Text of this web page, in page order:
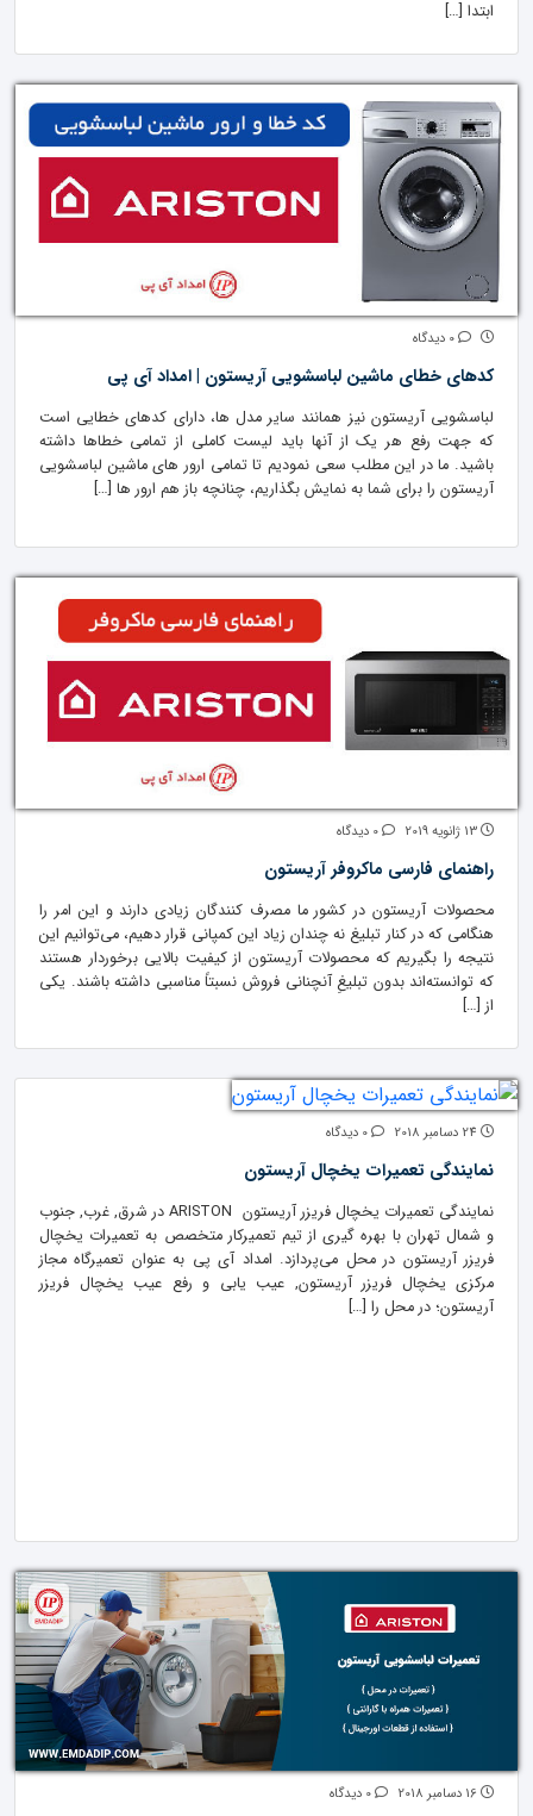
ابتدا […]
کدهای خطای ماشین لباسشویی آریستون | امداد آی پی
لباسشویی آریستون نیز همانند سایر مدل ها، دارای کدهای خطایی است
که جهت رفع هر یک از آنها باید لیست کاملی از تمامی خطاها داشته
باشید. ما در این مطلب سعی نمودیم تا تمامی ارور های ماشین لباسشویی
آریستون را برای شما به نمایش بگذاریم، چنانچه باز هم ارور ها […]
راهنمای فارسی ماکروفر آریستون
محصولات آریستون در کشور ما مصرف کنندگان زیادی دارند و این امر را
هنگامی که در کنار تبلیغ نه چندان زیاد این کمپانی قرار دهیم، می‌توانیم این
نتیجه را بگیریم که محصولات آریستون از کیفیت بالایی برخوردار هستند
که توانسته‌اند بدون تبلیغِ آنچنانی فروش نسبتاً مناسبی داشته باشند. یکی
از […]
نمایندگی تعمیرات یخچال آریستون
نمایندگی تعمیرات یخچال فریزر آریستون ARISTON در شرق, غرب, جنوب
و شمال تهران با بهره گیری از تیم تعمیرکار متخصص به تعمیرات یخچال
فریزر آریستون در محل می‌پردازد. امداد آی پی به عنوان تعمیرگاه مجاز
مرکزی یخچال فریزر آریستون, عیب یابی و رفع عیب یخچال فریزر
آریستون؛ در محل را […]